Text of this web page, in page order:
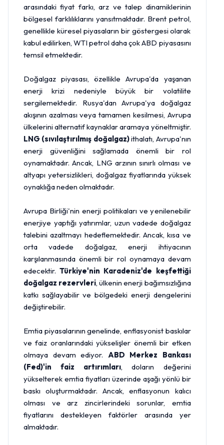
arasındaki fiyat farkı, arz ve talep dinamiklerinin
bölgesel farklılıklarını yansıtmaktadır. Brent petrol,
genellikle küresel piyasaların bir göstergesi olarak
kabul edilirken, WTI petrol daha çok ABD piyasasını
temsil etmektedir.
Doğalgaz piyasası, özellikle Avrupa'da yaşanan
enerji krizi nedeniyle büyük bir volatilite
sergilemektedir. Rusya'dan Avrupa'ya doğalgaz
akışının azalması veya tamamen kesilmesi, Avrupa
ülkelerini alternatif kaynaklar aramaya yöneltmiştir.
LNG (sıvılaştırılmış doğalgaz)ithalatı, Avrupa'nın
enerji güvenliğini sağlamada önemli bir rol
oynamaktadır. Ancak, LNG arzının sınırlı olması ve
altyapı yetersizlikleri, doğalgaz fiyatlarında yüksek
oynaklığa neden olmaktadır.
Avrupa Birliği'nin enerji politikaları ve yenilenebilir
enerjiye yaptığı yatırımlar, uzun vadede doğalgaz
talebini azaltmayı hedeflemektedir. Ancak, kısa ve
orta vadede doğalgaz, enerji ihtiyacının
karşılanmasında önemli bir rol oynamaya devam
edecektir.Türkiye'nin Karadeniz'de keşfettiği
doğalgaz rezervleri, ülkenin enerji bağımsızlığına
katkı sağlayabilir ve bölgedeki enerji dengelerini
değiştirebilir.
Emtia piyasalarının genelinde, enflasyonist baskılar
ve faiz oranlarındaki yükselişler önemli bir etken
olmaya devam ediyor. ABD Merkez Bankası
(Fed)'in faiz artırımları, doların değerini
yükselterek emtia fiyatları üzerinde aşağı yönlü bir
baskı oluşturmaktadır. Ancak, enflasyonun kalıcı
olması ve arz zincirlerindeki sorunlar, emtia
fiyatlarını destekleyen faktörler arasında yer
almaktadır.